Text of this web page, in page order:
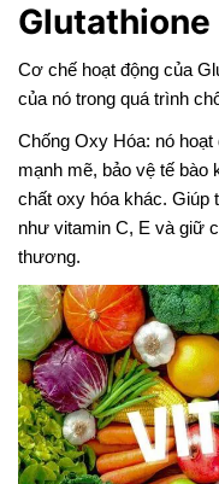
Glutathione
Cơ chế hoạt động của
của nó trong quá trình
Chống Oxy Hóa: nó
mạnh mẽ, bảo vệ tế bào
chất oxy hóa khác. Giúp
như vitamin C, E và giữ
thương.